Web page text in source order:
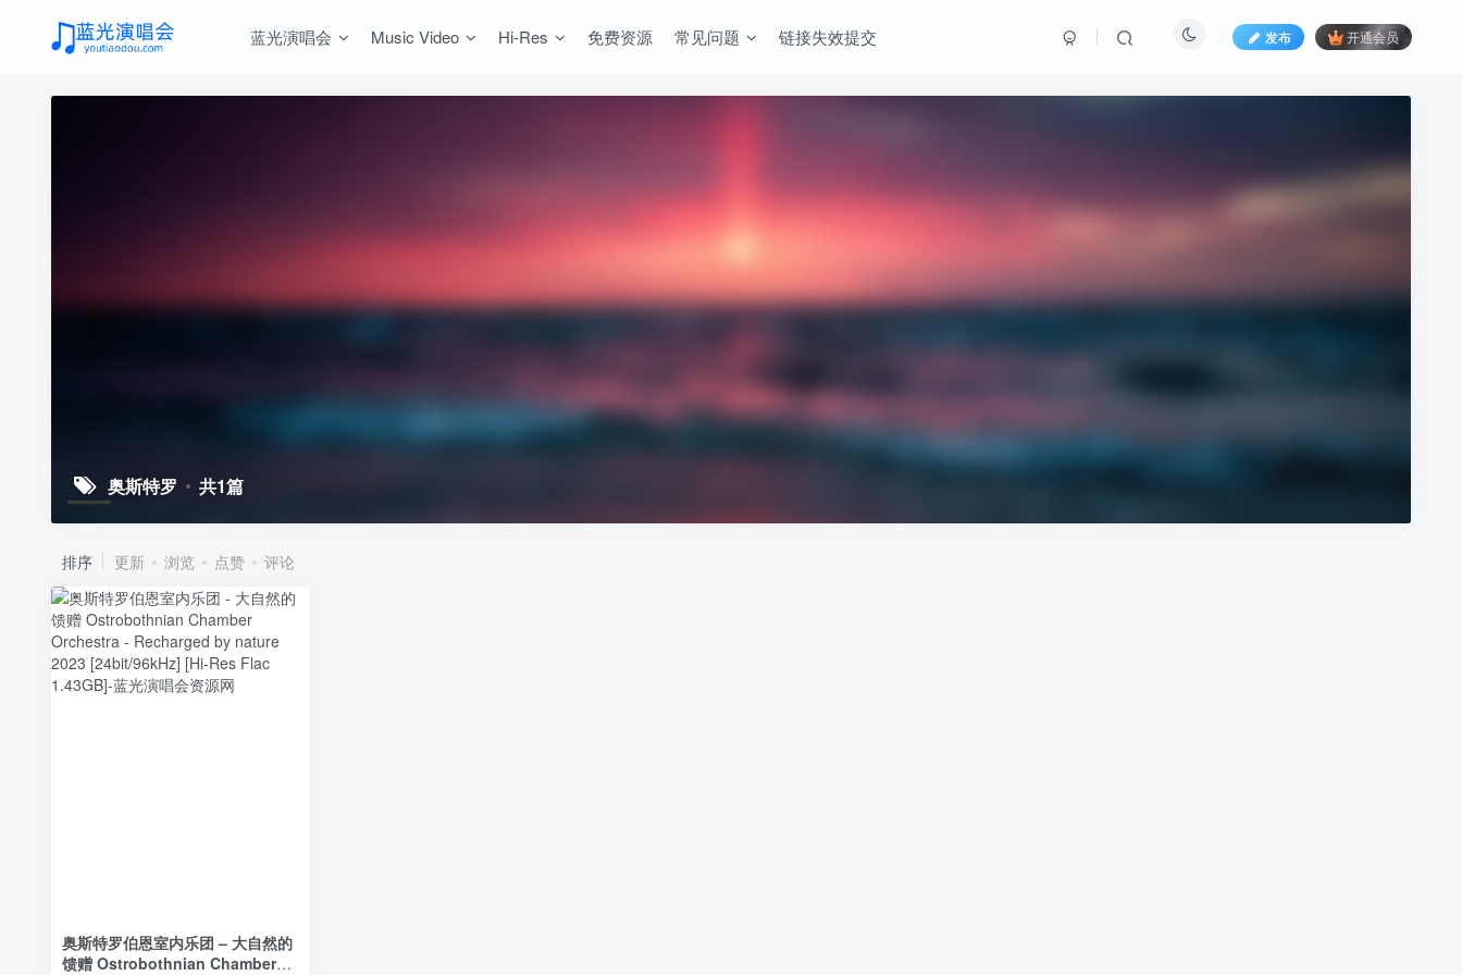
蓝光演唱会 Music Video Hi-Res 免费资源 常见问题 链接失效提交 发布 开通会员
奥斯特罗 共1篇
排序 更新 浏览 点赞 评论
奥斯特罗伯恩室内乐团 – 大自然的
馈赠 Ostrobothnian Chamber